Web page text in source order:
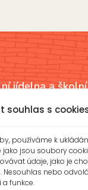
souhlas s
používáme k
jsou soubory
údaje, jako je
nebo
funkce.
jídelna a
ŠJ: +420 577 927